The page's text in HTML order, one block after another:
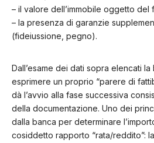
– il valore dell’immobile oggetto del
– la presenza di garanzie
(fideiussione, pegno).
Dall’esame dei dati sopra elencati
esprimere un proprio “parere di
dà l’avvio alla fase successiva
della documentazione. Uno dei
dalla banca per determinare
cosiddetto rapporto “rata/reddito”: